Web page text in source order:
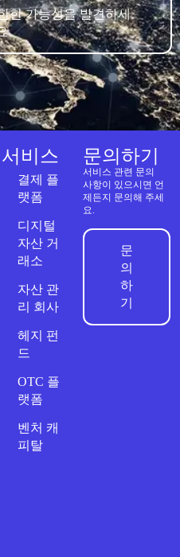
한 가능성을 발견하세
서비스
결제 플
랫폼
디지털
자산 거
래소
자산 관
리 회사
헤지 펀
드
OTC 플
랫폼
벤처 캐
피탈
문의하기
서비스 관련 문의
사항이 있으시면 언
제든지 문의해 주세
요.
문
의
하
기